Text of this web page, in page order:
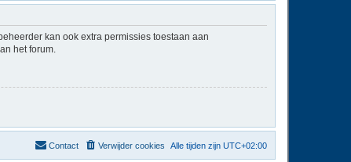
kan ook extra permissies toestaan aan
het forum.
Alle tijden zijn UTC+02:00
Verwijder cookies
Contact